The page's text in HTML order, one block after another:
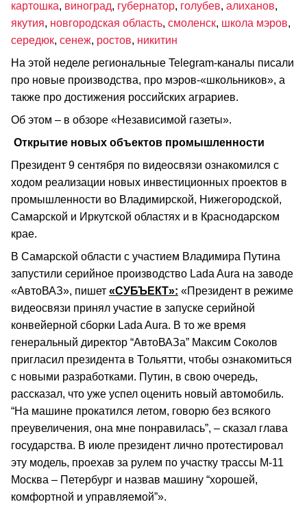
картошка, виноград, губернатор, голубев, алиханов,
якутия, новгородская область, смоленск, школа мэров,
середюк, сенеж, ростов, никитин
На этой неделе региональные Telegram-каналы писали
про новые производства, про мэров-«школьников», а
также про достижения российских аграриев.
Об этом – в обзоре «Независимой газеты».
Открытие новых объектов промышленности
Президент 9 сентября по видеосвязи ознакомился с
ходом реализации новых инвестиционных проектов в
промышленности во Владимирской, Нижегородской,
Самарской и Иркутской областях и в Краснодарском
крае.
В Самарской области с участием Владимира Путина
запустили серийное производство Lada Aura на заводе
«АвтоВАЗ», пишет «СУБЪЕКТ»: «Президент в режиме
видеосвязи принял участие в запуске серийной
конвейерной сборки Lada Aura. В то же время
генеральный директор “АвтоВАЗа” Максим Соколов
пригласил президента в Тольятти, чтобы ознакомиться
с новыми разработками. Путин, в свою очередь,
рассказал, что уже успел оценить новый автомобиль.
“На машине прокатился летом, говорю без всякого
преувеличения, она мне понравилась”, – сказал глава
государства. В июле президент лично протестировал
эту модель, проехав за рулем по участку трассы М-11
Москва – Петербург и назвав машину “хорошей,
комфортной и управляемой”».